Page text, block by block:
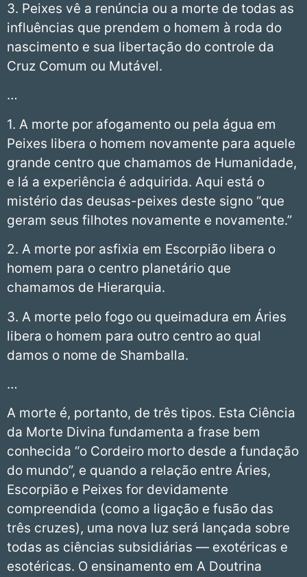
3. Peixes vê a renúncia ou a morte de todas as
influências que prendem o homem à roda do
nascimento e sua libertação do controle da
Cruz Comum ou Mutável.
…
1. A morte por afogamento ou pela água em
Peixes libera o homem novamente para aquele
grande centro que chamamos de Humanidade,
e lá a experiência é adquirida. Aqui está o
mistério das deusas-peixes deste signo “que
geram seus filhotes novamente e novamente.”
2. A morte por asfixia em Escorpião libera o
homem para o centro planetário que
chamamos de Hierarquia.
3. A morte pelo fogo ou queimadura em Áries
libera o homem para outro centro ao qual
damos o nome de Shamballa.
…
A morte é, portanto, de três tipos. Esta Ciência
da Morte Divina fundamenta a frase bem
conhecida “o Cordeiro morto desde a fundação
do mundo”, e quando a relação entre Áries,
Escorpião e Peixes for devidamente
compreendida (como a ligação e fusão das
três cruzes), uma nova luz será lançada sobre
todas as ciências subsidiárias — exotéricas e
esotéricas. O ensinamento em A Doutrina